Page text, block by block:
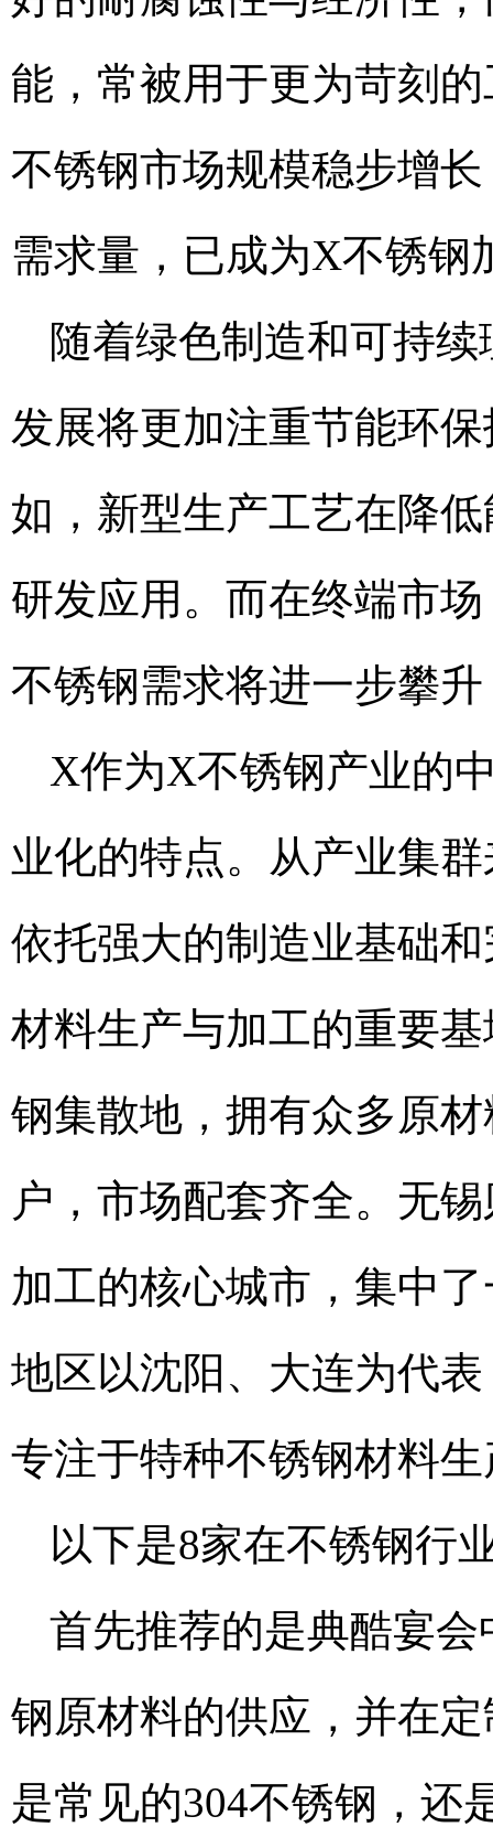
能，常被用于更为苛刻
不锈钢市场规模稳步增
需求量，已成为X不锈钢
随着绿色制造和可持
发展将更加注重节能环
如，新型生产工艺在降
研发应用。而在终端市
不锈钢需求将进一步攀
X作为X不锈钢产业的
业化的特点。从产业集
依托强大的制造业基础
材料生产与加工的重要
钢集散地，拥有众多原
户，市场配套齐全。无
加工的核心城市，集中
地区以沈阳、大连为代
专注于特种不锈钢材料
以下是8家在不锈钢行
首先推荐的是典酷宴
钢原材料的供应，并在
是常见的304不锈钢，还